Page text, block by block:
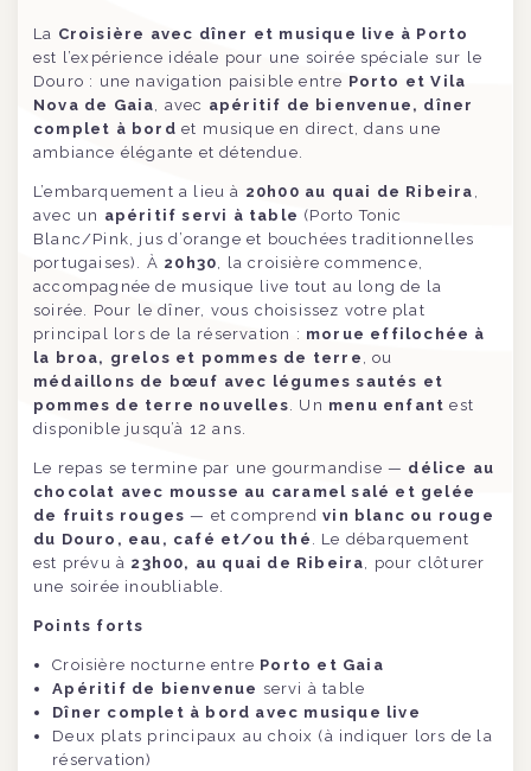
La Croisière avec dîner et musique live à Porto
est l’expérience idéale pour une soirée spéciale sur le
Douro : une navigation paisible entre Porto et Vila
Nova de Gaia, avec apéritif de bienvenue, dîner
complet à bord et musique en direct, dans une
ambiance élégante et détendue.
L’embarquement a lieu à 20h00 au quai de Ribeira ,
avec un apéritif servi à table (Porto Tonic
Blanc/Pink, jus d’orange et bouchées traditionnelles
portugaises). À 20h30, la croisière commence,
accompagnée de musique live tout au long de la
soirée. Pour le dîner, vous choisissez votre plat
principal lors de la réservation : morue effilochée à
la broa, grelos et pommes de terre , ou
médaillons de bœuf avec légumes sautés et
pommes de terre nouvelles. Un menu enfant est
disponible jusqu’à 12 ans.
Le repas se termine par une gourmandise — délice au
chocolat avec mousse au caramel salé et gelée
de fruits rouges — et comprendvin blanc ou rouge
du Douro, eau, café et/ou thé . Le débarquement
est prévu à 23h00, au quai de Ribeira, pour clôturer
une soirée inoubliable.
Points forts
Croisière nocturne entre Porto et Gaia
Apéritif de bienvenue servi à table
Dîner complet à bord avec musique live
Deux plats principaux au choix (à indiquer lors de la
réservation)